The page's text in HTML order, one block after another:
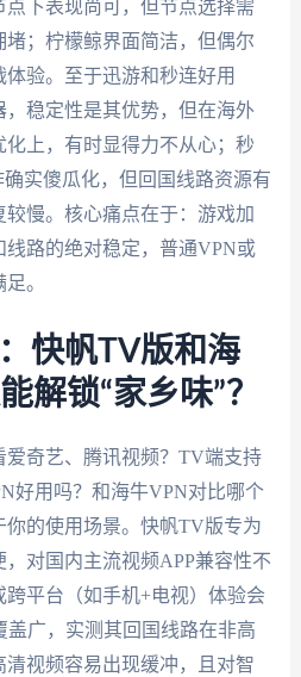
下表现尚可，但节点选择需
；柠檬鲸界面简洁，但偶尔
验。至于迅游和秒连好用
，稳定性是其优势，但在海外
上，有时显得力不从心；秒
实傻瓜化，但回国线路资源有
慢。核心痛点在于：游戏加
路的绝对稳定，普通VPN或
。
快帆TV版和海
解锁“家乡味”？
奇艺、腾讯视频？TV端支持
好用吗？和海牛VPN对比哪个
你的使用场景。快帆TV版专为
对国内主流视频APP兼容性不
平台（如手机+电视）体验会
广，实测其回国线路在非高
视频容易出现缓冲，且对智